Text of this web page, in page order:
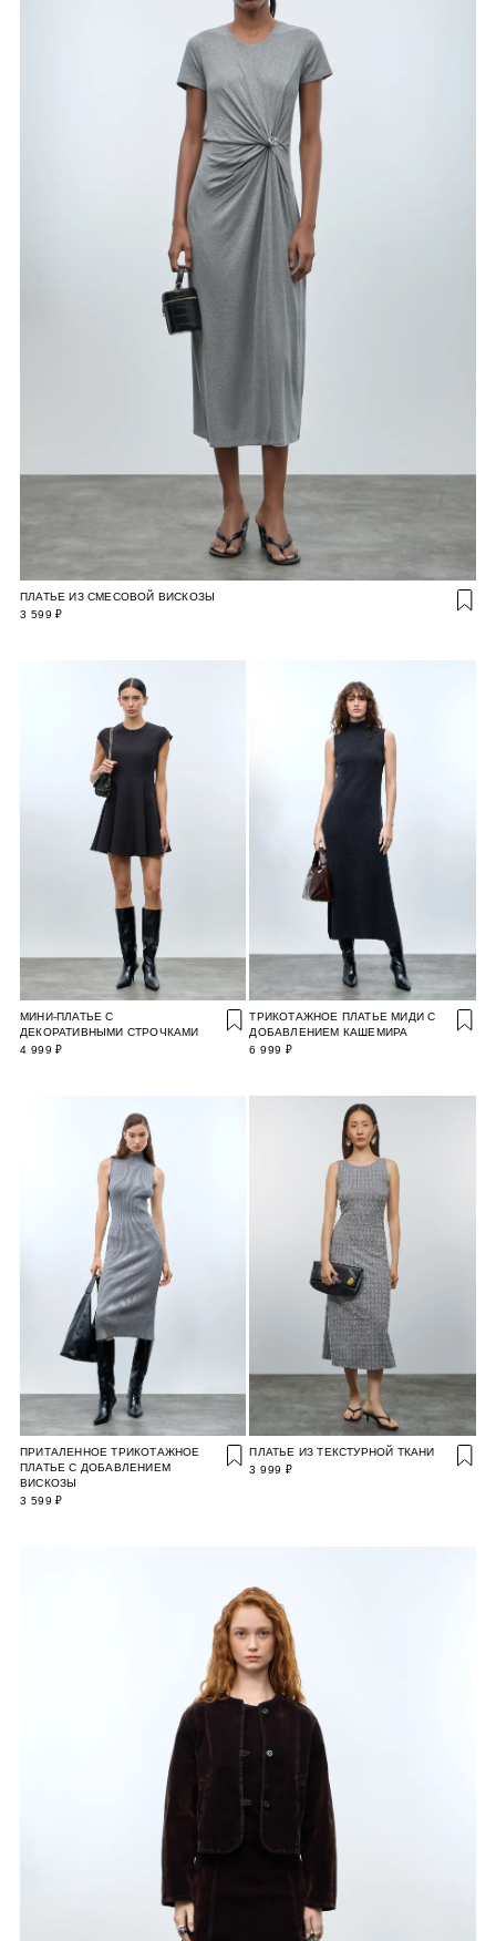
ПЛАТЬЕ ИЗ СМЕСОВОЙ ВИСКОЗЫ
3 599 ₽
МИНИ-ПЛАТЬЕ С
ДЕКОРАТИВНЫМИ СТРОЧКАМИ
4 999 ₽
ТРИКОТАЖНОЕ ПЛАТЬЕ МИДИ С
ДОБАВЛЕНИЕМ КАШЕМИРА
6 999 ₽
ПРИТАЛЕННОЕ ТРИКОТАЖНОЕ
ПЛАТЬЕ С ДОБАВЛЕНИЕМ
ВИСКОЗЫ
3 599 ₽
ПЛАТЬЕ ИЗ ТЕКСТУРНОЙ ТКАНИ
3 999 ₽